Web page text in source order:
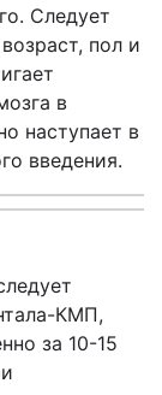
Следует
пол и
в
наступает в
введения.
КМП,
за 10-15